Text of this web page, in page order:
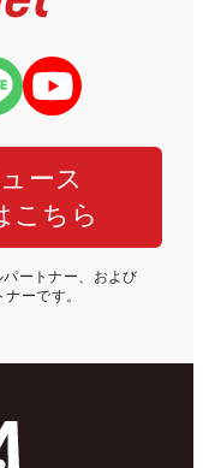
ース
こちら
ートナー、および
ーです。